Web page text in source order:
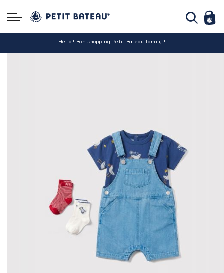
Hello ! Bon shopping Petit Bateau family !
La livraison est assurée partout en Tunisie !